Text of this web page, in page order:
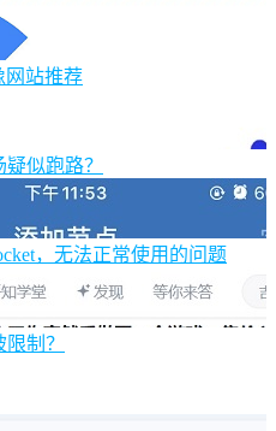
网站推荐
似跑路？
，无法正常使用的问题
制？